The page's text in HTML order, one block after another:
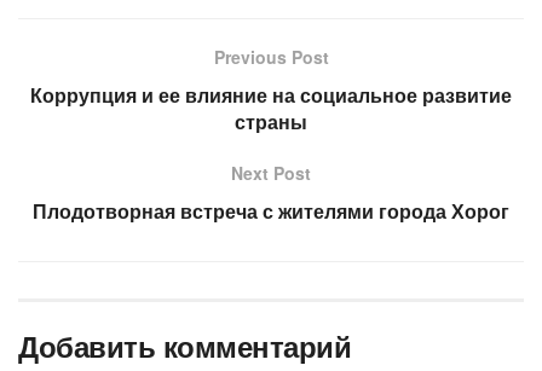
Previous Post
Коррупция и ее влияние на социальное развитие
страны
Next Post
Плодотворная встреча с жителями города Хорог
Добавить комментарий